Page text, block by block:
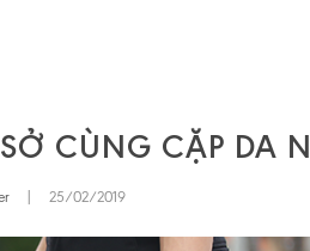
CÙNG CẶP DA
25/02/2019